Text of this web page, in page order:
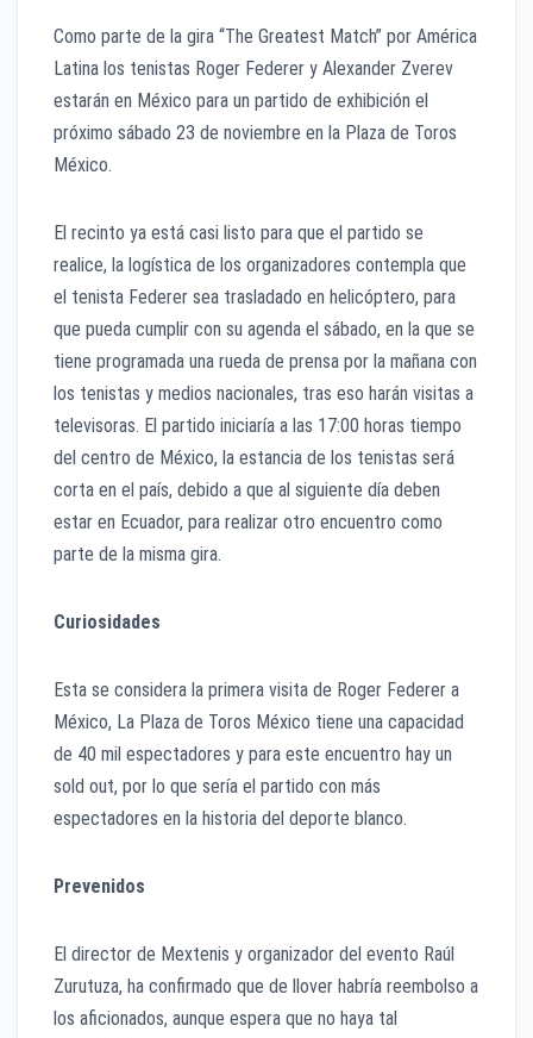
Como parte de la gira “The Greatest Match” por América
Latina los tenistas Roger Federer y Alexander Zverev
estarán en México para un partido de exhibición el
próximo sábado 23 de noviembre en la Plaza de Toros
México.
El recinto ya está casi listo para que el partido se
realice, la logística de los organizadores contempla que
el tenista Federer sea trasladado en helicóptero, para
que pueda cumplir con su agenda el sábado, en la que se
tiene programada una rueda de prensa por la mañana con
los tenistas y medios nacionales, tras eso harán visitas a
televisoras. El partido iniciaría a las 17:00 horas tiempo
del centro de México, la estancia de los tenistas será
corta en el país, debido a que al siguiente día deben
estar en Ecuador, para realizar otro encuentro como
parte de la misma gira.
Curiosidades
Esta se considera la primera visita de Roger Federer a
México, La Plaza de Toros México tiene una capacidad
de 40 mil espectadores y para este encuentro hay un
sold out, por lo que sería el partido con más
espectadores en la historia del deporte blanco.
Prevenidos
El director de Mextenis y organizador del evento Raúl
Zurutuza, ha confirmado que de llover habría reembolso a
los aficionados, aunque espera que no haya tal